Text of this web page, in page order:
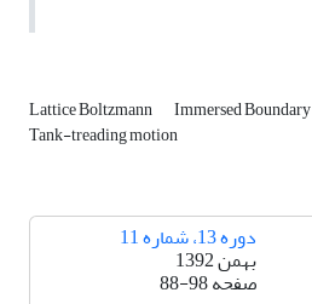
Lattice Boltzmann Immersed Boundary
Tank-treading motion
دوره 13، شماره 11
بهمن 1392
صفحه88-98